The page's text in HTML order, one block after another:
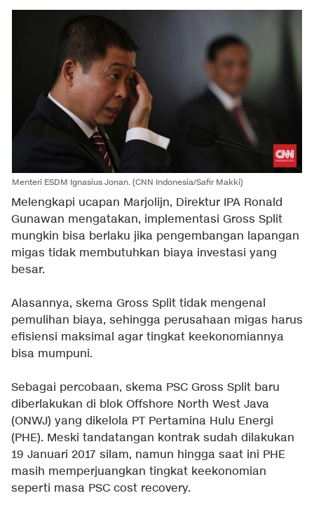
Menteri ESDM Ignasius Jonan. (CNN Indonesia/Safir Makki)
Melengkapi ucapan Marjolijn, Direktur IPA Ronald
Gunawan mengatakan, implementasi Gross Split
mungkin bisa berlaku jika pengembangan lapangan
migas tidak membutuhkan biaya investasi yang
besar.
Alasannya, skema Gross Split tidak mengenal
pemulihan biaya, sehingga perusahaan migas harus
efisiensi maksimal agar tingkat keekonomiannya
bisa mumpuni.
Sebagai percobaan, skema PSC Gross Split baru
diberlakukan di blok Offshore North West Java
(ONWJ) yang dikelola PT Pertamina Hulu Energi
(PHE). Meski tandatangan kontrak sudah dilakukan
19 Januari 2017 silam, namun hingga saat ini PHE
masih memperjuangkan tingkat keekonomian
seperti masa PSC cost recovery.